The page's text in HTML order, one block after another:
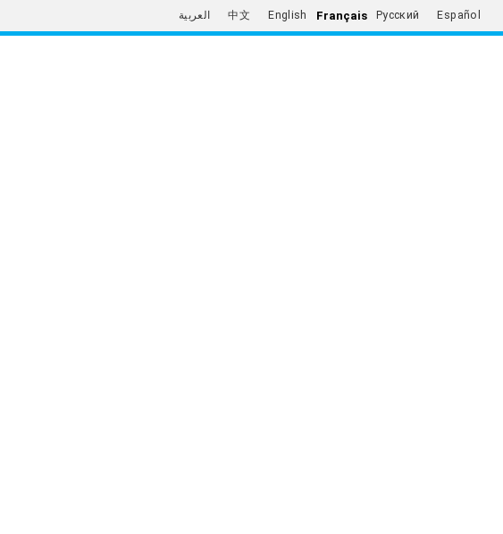
العربية 中文 English Français Русский Español